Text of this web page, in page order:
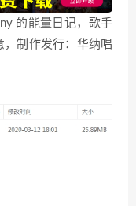
的能量日记，歌手
制作发行：华纳唱